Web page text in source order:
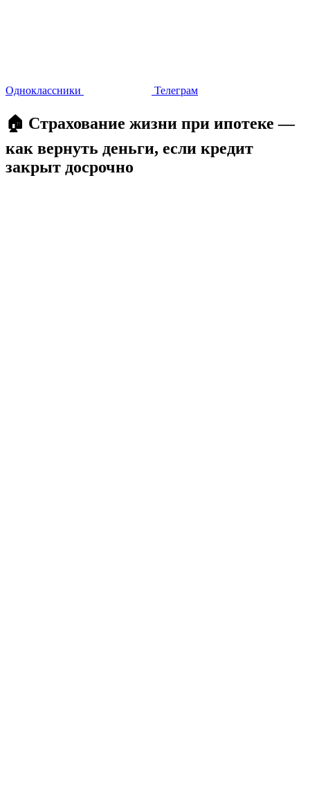
Одноклассники Телеграм
🏠 Страхование жизни при ипотеке —
как вернуть деньги, если кредит
закрыт досрочно